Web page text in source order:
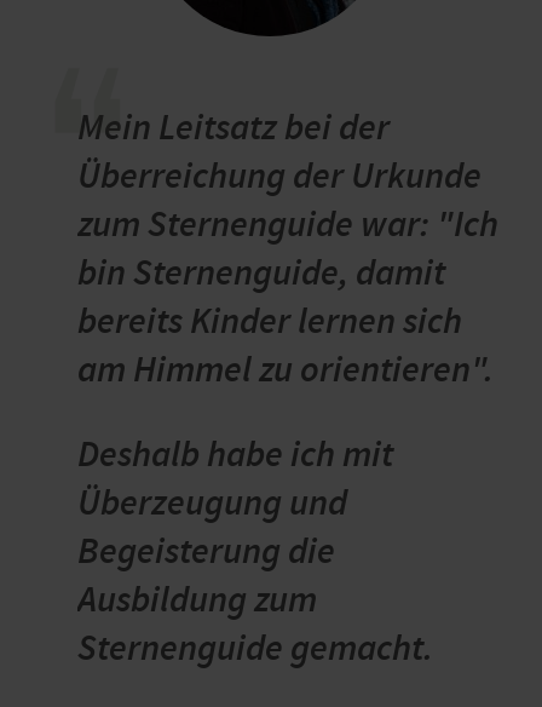
“
Mein Leitsatz bei der
Überreichung der Urkunde
zum Sternenguide war: "Ich
bin Sternenguide, damit
bereits Kinder lernen sich
am Himmel zu orientieren".
Deshalb habe ich mit
Überzeugung und
Begeisterung die
Ausbildung zum
Sternenguide gemacht.